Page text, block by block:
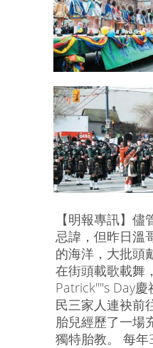
【明報專訊】
忌諱，但昨日溫
的海洋，大批頭
在街頭載歌載舞
Patrick''''s Day
民三家人連袂前
胎兒經歷了一場
獨特胎教。 每